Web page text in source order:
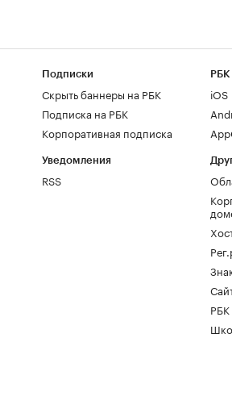
Подписки
Скрыть баннеры на РБК
Подписка на РБК
Корпоративная подписка
Уведомления
RSS
РБК
iOS